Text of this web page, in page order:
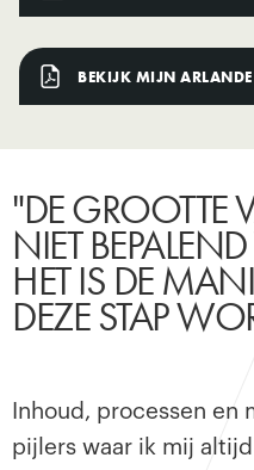
BEKIJK MIJN
"DE GROOTTE
NIET
HET IS DE
DEZE STAP
Inhoud, processen en
pijlers waar ik mij